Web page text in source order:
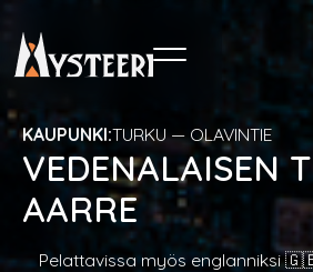
KAUPUNKI:TURKU — OLAVINTIE
VEDENALAISEN
AARRE
Pelattavissa myös englanniksi